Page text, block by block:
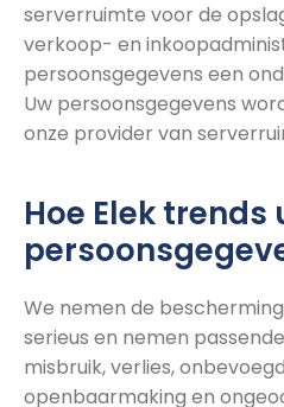
serverruimte voor de
verkoop- en
persoonsgegevens een
Uw persoonsgegevens
onze provider van
Hoe Elek trends
We nemen de
serieus en nemen
misbruik, verlies,
openbaarmaking en